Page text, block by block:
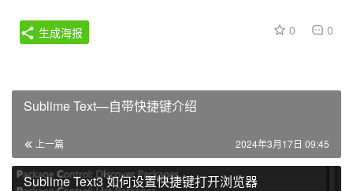
0 0
生成海报
Sublime Text—自带快捷键介绍
上一篇 2024年3月17日 09:45
Sublime Text3 如何设置快捷键打开浏览器